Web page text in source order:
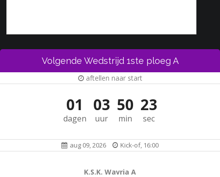
Volgende Wedstrijd 1ste ploeg A
aftellen naar start
01
dagen
03
uur
50
min
23
sec
aug 09, 2026 Kick-of, 16:00
K.S.K. Wavria A